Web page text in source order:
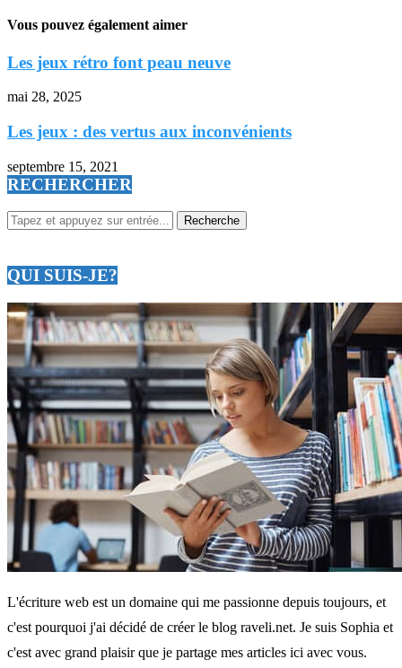
Vous pouvez également aimer
Les jeux rétro font peau neuve
mai 28, 2025
Les jeux : des vertus aux inconvénients
septembre 15, 2021
RECHERCHER
QUI SUIS-JE?
L'écriture web est un domaine qui me passionne depuis toujours, et
c'est pourquoi j'ai décidé de créer le blog raveli.net. Je suis Sophia et
c'est avec grand plaisir que je partage mes articles ici avec vous.